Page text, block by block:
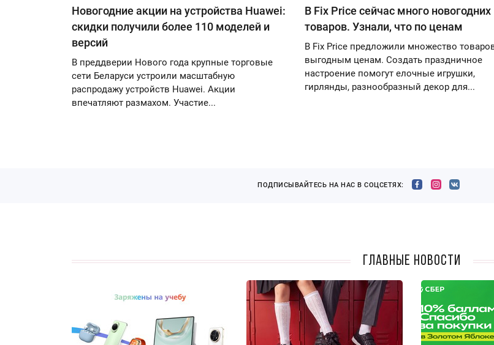
Новогодние акции на устройства Huawei:
скидки получили более 110 моделей и
версий
В преддверии Нового года крупные торговые
сети Беларуси устроили масштабную
распродажу устройств Huawei. Акции
впечатляют размахом. Участие...
В Fix Price сейчас много новогодних
товаров. Узнали, что по ценам
В Fix Price предложили множество
выгодным ценам. Создать праздничное
настроение помогут елочные игрушки,
гирлянды, разнообразный декор для...
ПОДПИСЫВАЙТЕСЬ НА НАС В СОЦСЕТЯХ:
Главные новости